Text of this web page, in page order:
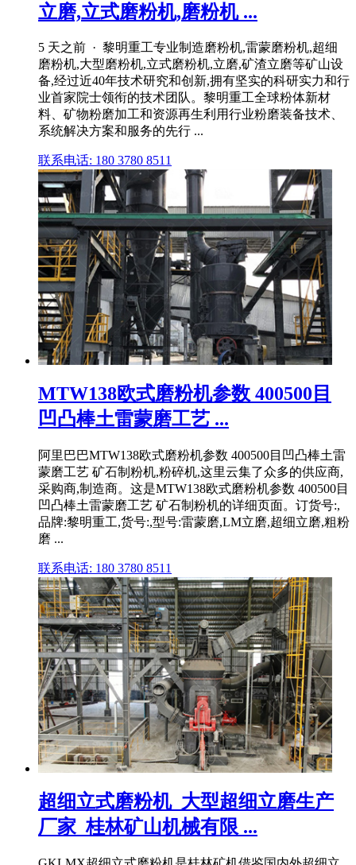
立磨,立式磨粉机,磨粉机 ...
5 天之前 · 黎明重工专业制造磨粉机,雷蒙磨粉机,超细
磨粉机,大型磨粉机,立式磨粉机,立磨,矿渣立磨等矿山设
备,经过近40年技术研究和创新,拥有坚实的科研实力和行
业首家院士领衔的技术团队。黎明重工全球粉体新材
料、矿物粉磨加工和资源再生利用行业粉磨装备技术、
系统解决方案和服务的先行 ...
联系电话: 180 3780 8511
MTW138欧式磨粉机参数 400500目
凹凸棒土雷蒙磨工艺 ...
阿里巴巴MTW138欧式磨粉机参数 400500目凹凸棒土雷
蒙磨工艺 矿石制粉机,粉碎机,这里云集了众多的供应商,
采购商,制造商。这是MTW138欧式磨粉机参数 400500目
凹凸棒土雷蒙磨工艺 矿石制粉机的详细页面。订货号:,
品牌:黎明重工,货号:,型号:雷蒙磨,LM立磨,超细立磨,粗粉
磨 ...
联系电话: 180 3780 8511
超细立式磨粉机_大型超细立磨生产
厂家_桂林矿山机械有限 ...